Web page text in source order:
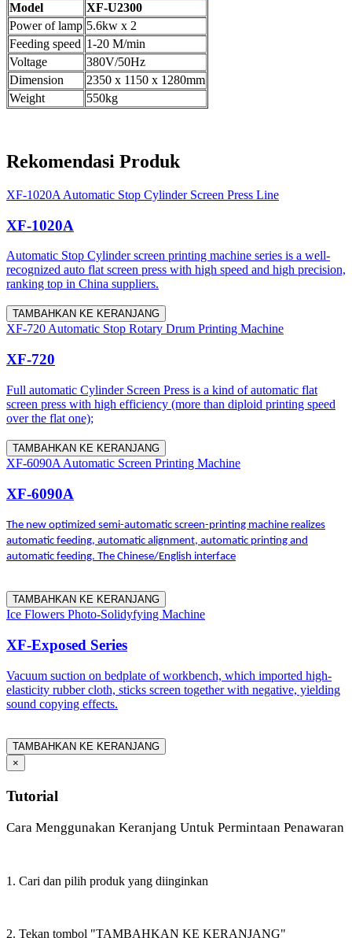
Model
XF-U2300
Power of lamp 5.6kw x 2
Feeding speed 1-20 M/min
Voltage
380V/50Hz
Dimension
2350 x 1150 x 1280mm
Weight
550kg
Rekomendasi Produk
XF-1020A Automatic Stop Cylinder Screen Press Line
XF-1020A
Automatic Stop Cylinder screen printing machine series is a well-
recognized auto flat screen press with high speed and high precision,
ranking top in China suppliers.
TAMBAHKAN KE KERANJANG
XF-720 Automatic Stop Rotary Drum Printing Machine
XF-720
Full automatic Cylinder Screen Press is a kind of automatic flat
screen press with high efficiency (more than diploid printing speed
over the flat one);
TAMBAHKAN KE KERANJANG
XF-6090A Automatic Screen Printing Machine
XF-6090A
The new optimized semi-automatic screen-printing machine realizes
automatic feeding, automatic alignment, automatic printing and
automatic feeding. The Chinese/English interface
TAMBAHKAN KE KERANJANG
Ice Flowers Photo-Solidyfying Machine
XF-Exposed Series
Vacuum suction on bedplate of workbench, which imported high-
elasticity rubber cloth, sticks screen together with negative, yielding
sound copying effects.
TAMBAHKAN KE KERANJANG
×
Tutorial
Cara Menggunakan Keranjang Untuk Permintaan Penawaran
1. Cari dan pilih produk yang diinginkan
2. Tekan tombol "TAMBAHKAN KE KERANJANG"